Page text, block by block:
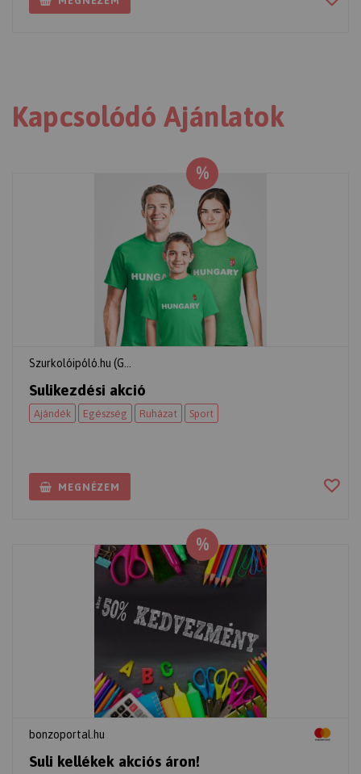
Kapcsolódó Ajánlatok
%
Szurkolóipóló.hu (G...
Sulikezdési akció
Ajándék Egészség Ruházat Sport
MEGNÉZEM
%
bonzoportal.hu
Suli kellékek akciós áron!